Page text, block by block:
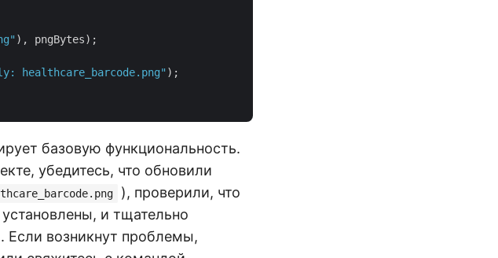
), pngBytes);
healthcare_barcode.png" );
базовую функциональность.
убедитесь, что обновили
), проверили, что
и тщательно
Если возникнут проблемы,